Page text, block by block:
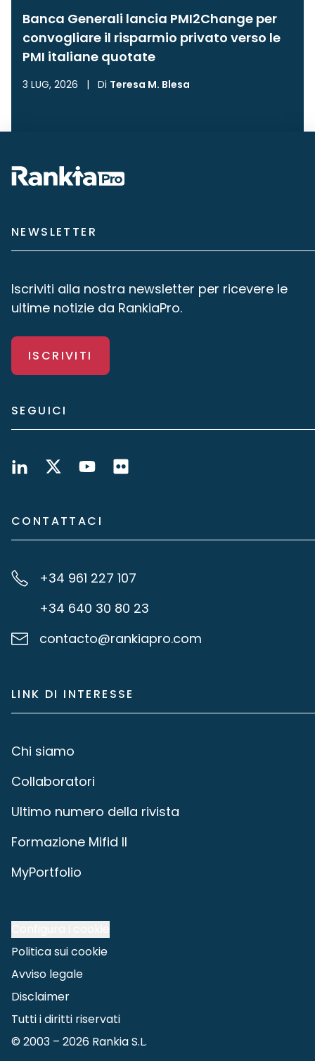
Banca Generali lancia PMI2Change per
convogliare il risparmio privato verso le
PMI italiane quotate
3 LUG, 2026 | Di Teresa M. Blesa
NEWSLETTER
Iscriviti alla nostra newsletter per ricevere le
ultime notizie da RankiaPro.
ISCRIVITI
SEGUICI
CONTATTACI
+34 961 227 107
+34 640 30 80 23
contacto@rankiapro.com
LINK DI INTERESSE
Chi siamo
Collaboratori
Ultimo numero della rivista
Formazione Mifid II
MyPortfolio
Politica sui cookie
Avviso legale
Disclaimer
Tutti i diritti riservati
© 2003 – 2026 Rankia S.L.